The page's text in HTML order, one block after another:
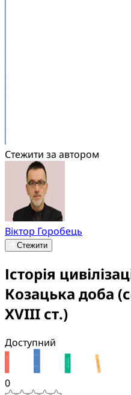
Стежити за автором
Віктор Горобець
Стежити
Історія
Козацька доба
XVIII ст.)
Доступний
0